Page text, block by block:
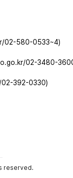
02-580-0533~4)
02-3480-
02-392-0330)
reserved.